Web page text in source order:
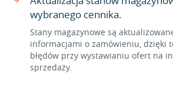
wybranego cennika.
Stany magazynowe są
informacjami o zamówieniu, dzięki
błędów przy wystawianiu ofert na
sprzedaży.